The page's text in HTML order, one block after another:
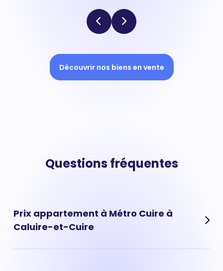
Découvrir nos biens en vente
Questions fréquentes
Prix appartement à Métro Cuire à
Caluire-et-Cuire